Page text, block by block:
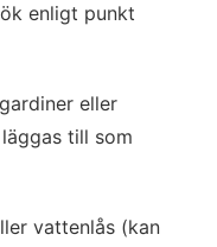
enligt punkt
eller
till som
vattenlås (kan